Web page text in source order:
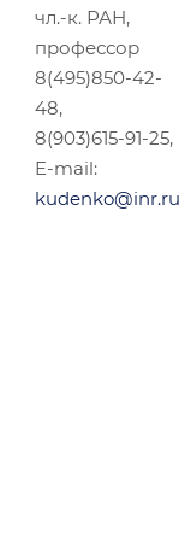
чл.-к. РАН,
профессор
8(495)850-42-
48,
8(903)615-91-25,
E-mail:
kudenko@inr.ru